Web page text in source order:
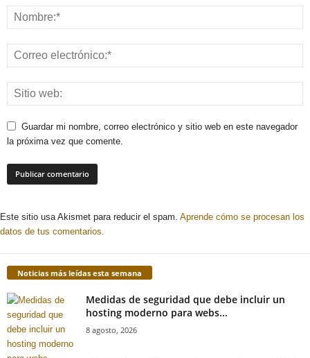
Guardar mi nombre, correo electrónico y sitio web en este navegador
la próxima vez que comente.
Este sitio usa Akismet para reducir el spam. Aprende cómo se procesan los
datos de tus comentarios.
Noticias más leídas esta semana
Medidas de seguridad que debe incluir un
hosting moderno para webs...
8 agosto, 2026